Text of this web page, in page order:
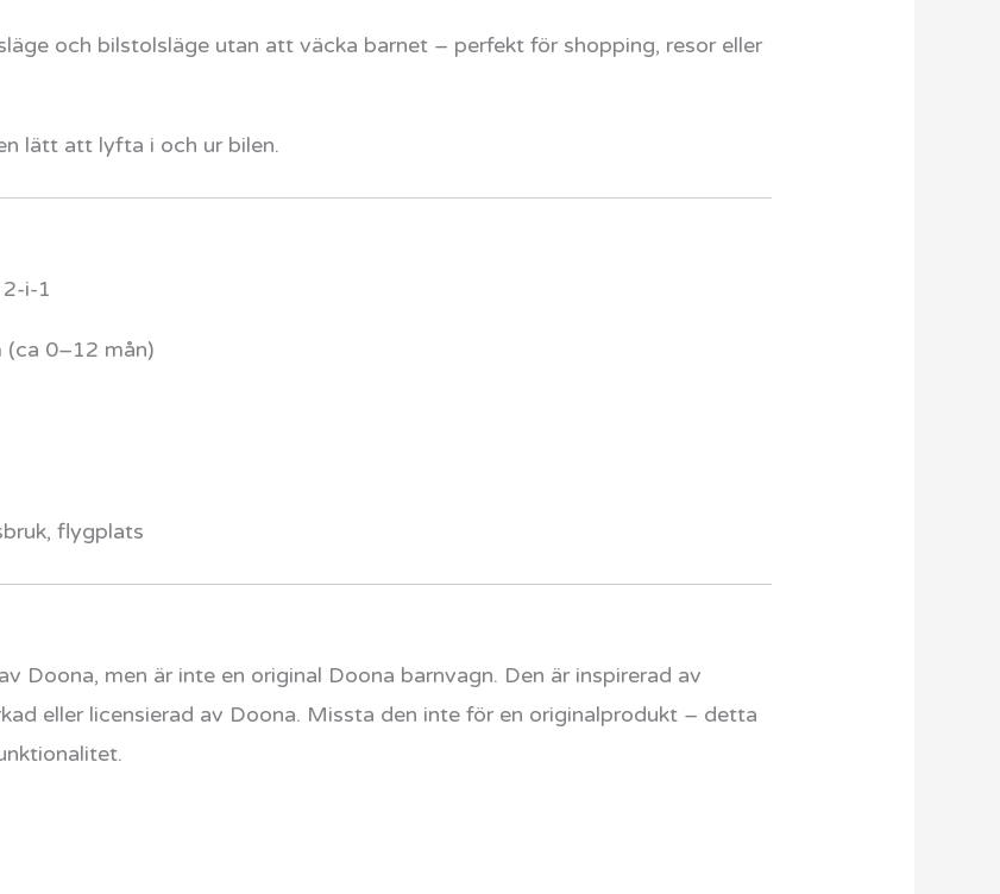
och bilstolsläge utan att väcka barnet – perfekt för shopping, resor eller
lätt att lyfta i och ur bilen.
i-1
0–12 mån)
flygplats
Doona, men är inte en original Doona barnvagn. Den är inspirerad av
eller licensierad av Doona. Missta den inte för en originalprodukt – detta